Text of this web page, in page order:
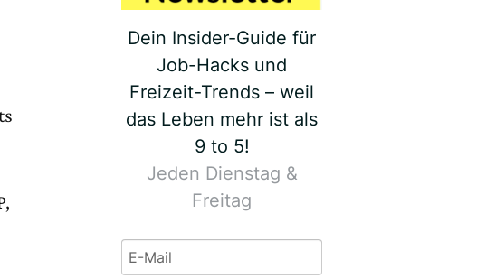
Dein Insider-Guide für
Job-Hacks und
Freizeit-Trends – weil
das Leben mehr ist als
9 to 5!
Jeden Dienstag &
Freitag